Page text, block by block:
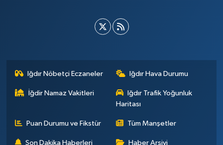
Iğdır Nöbetçi Eczaneler Iğdır Hava Durumu
İğdir Namaz Vakitleri
Iğdır Trafik Yoğunluk
Haritası
Puan Durumu ve Fikstür Tüm Manşetler
Son Dakika Haberleri Haber Arşivi